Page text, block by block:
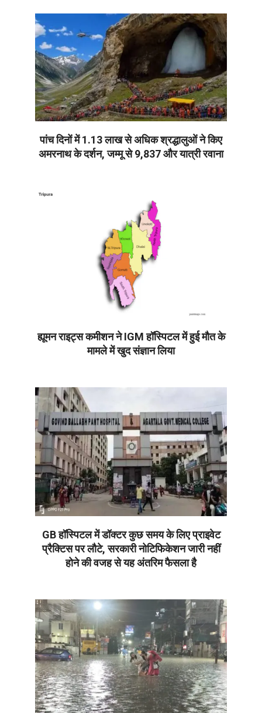
08
पांच दिनों में 1.13 लाख से अधिक श्रद्धालुओं ने किए
अमरनाथ के दर्शन, जम्मू से 9,837 और यात्री रवाना
08
ह्यूमन राइट्स कमीशन ने IGM हॉस्पिटल में हुई मौत के
मामले में खुद संज्ञान लिया
08
GB हॉस्पिटल में डॉक्टर कुछ समय के लिए प्राइवेट
प्रैक्टिस पर लौटे, सरकारी नोटिफिकेशन जारी नहीं
होने की वजह से यह अंतरिम फैसला है
08